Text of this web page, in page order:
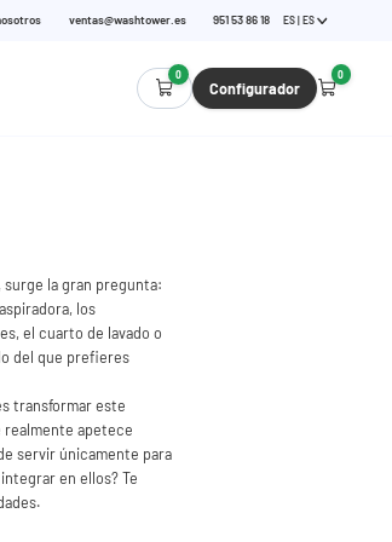
ventas@washtower.es 951 53 86 18 ES | ES
0
Configurador
0
surge la gran pregunta:
los
el cuarto de lavado o
del que prefieres
transformar este
realmente apetece
servir únicamente para
en ellos? Te